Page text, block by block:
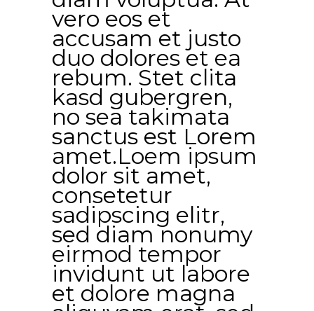
vero eos et
accusam et justo
duo dolores et ea
rebum. Stet clita
kasd gubergren,
no sea takimata
sanctus est Lorem
amet.Loem ipsum
dolor sit amet,
consetetur
sadipscing elitr,
sed diam nonumy
eirmod tempor
invidunt ut labore
et dolore magna